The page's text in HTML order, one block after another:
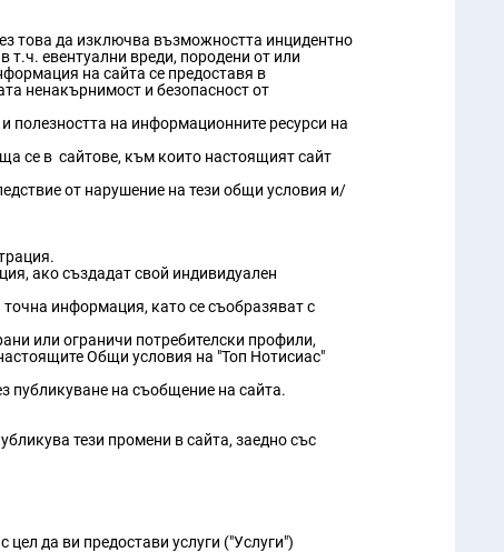
това да изключва възможността инцидентно
т.ч. евентуални вреди, породени от или
на сайта се предоставя в
ненакърнимост и безопасност от
полезността на информационните ресурси на
се в сайтове, към които настоящият сайт
от нарушение на тези общи условия и/
ако създадат свой индивидуален
информация, като се съобразяват с
или ограничи потребителски профили,
Общи условия на "Топ Нотисиас"
публикуване на съобщение на сайта.
тези промени в сайта, заедно със
да ви предостави услуги ("Услуги")